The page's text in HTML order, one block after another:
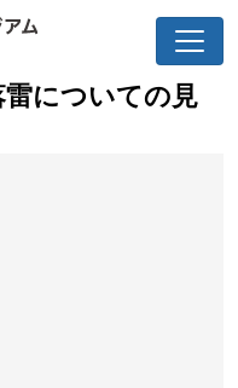
についての見